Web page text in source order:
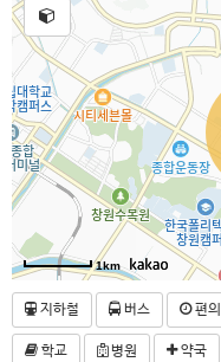
1km
지하철 버스 편
학교 병원 약국